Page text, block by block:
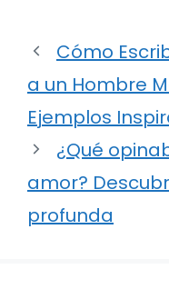
Cómo
a un Hombre
Ejemplos
¿Qué
amor?
profunda